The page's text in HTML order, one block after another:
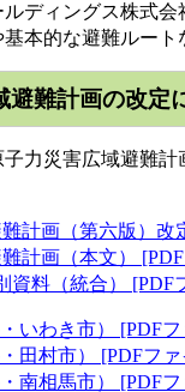
ディングス株式会
本的な避難ルート
避難計画の改定
力災害広域避難計
計画（第六版）改
計画（本文）
料（統合） [PDF
いわき市） [PDF
田村市） [PDFフ
南相馬市） [PDF